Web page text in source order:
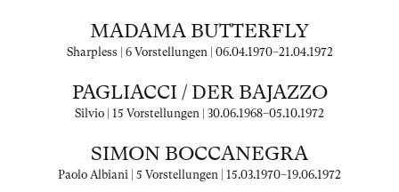
MADAMA BUTTERFLY
Sharpless | 6 Vorstellungen | 06.04.1970–21.04.1972
PAGLIACCI / DER BAJAZZO
Silvio | 15 Vorstellungen | 30.06.1968–05.10.1972
SIMON BOCCANEGRA
Paolo Albiani | 5 Vorstellungen | 15.03.1970–19.06.1972